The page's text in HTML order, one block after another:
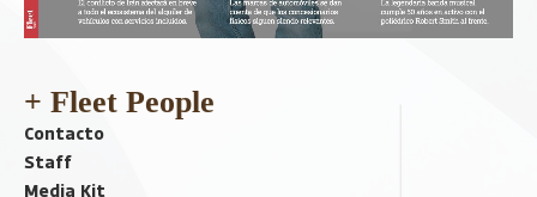
+ Fleet People
Contacto
Staff
Media Kit